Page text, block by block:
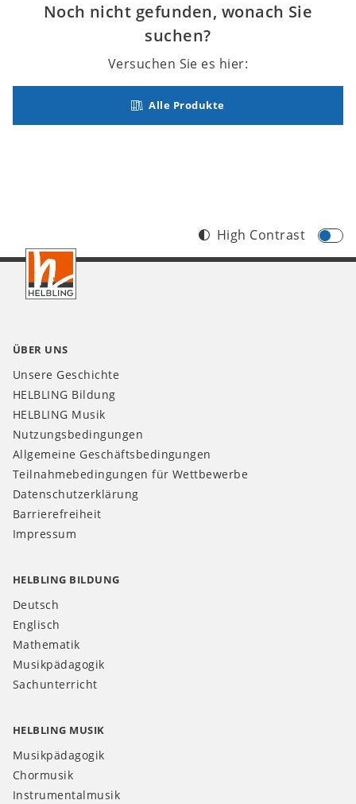
Noch nicht gefunden, wonach Sie
suchen?
Versuchen Sie es hier:
Alle Produkte
Footer
AT
High Contrast
ÜBER UNS
Unsere Geschichte
HELBLING Bildung
HELBLING Musik
Nutzungsbedingungen
Allgemeine Geschäftsbedingungen
Teilnahmebedingungen für Wettbewerbe
Datenschutzerklärung
Barrierefreiheit
Impressum
HELBLING BILDUNG
Deutsch
Englisch
Mathematik
Musikpädagogik
Sachunterricht
HELBLING MUSIK
Musikpädagogik
Chormusik
Instrumentalmusik